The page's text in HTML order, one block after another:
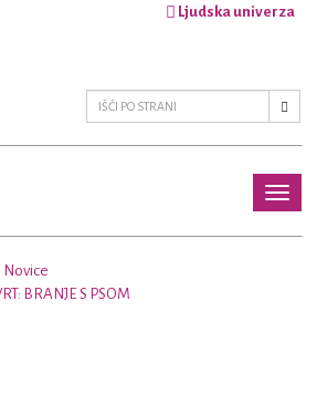
Ljudska univerza
Novice
BRANJE S PSOM